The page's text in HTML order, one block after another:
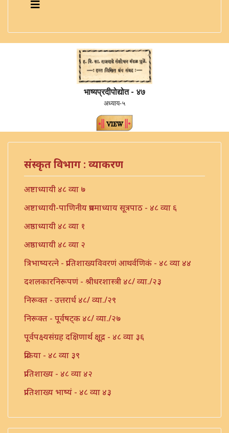
भाष्यप्रदीपोद्योत - ४७
अध्याय-५
संस्कृत विभाग : व्याकरण
अष्टाध्यायी ४८ व्या ७
अष्टाध्यायी-पाणिनीय प्रथमाध्याय सूत्रपाठ - ४८ व्या ६
अष्ठाध्यायी ४८ व्या १
अष्ठाध्यायी ४८ व्या २
त्रिभाष्यरत्ने - प्रातिशाख्यविवरणं आथर्वणिकं - ४८ व्या ४४
दशलकारनिरूपणं - श्रीधरशास्त्री ४८/ व्या./२३
निरूक्त - उत्तरार्ध ४८/ व्या./२९
निरूक्त - पूर्वषट्क ४८/ व्या./२७
पूर्वपक्ष्यसंग्रह दक्षिणार्थ क्षूद्र - ४८ व्या ३६
प्रक्रिया - ४८ व्या ३९
प्रातिशाख्य - ४८ व्या ४२
प्रातिशाख्य भाष्यं - ४८ व्या ४३
प्रौढमनोरमा ४८ व्या ४६